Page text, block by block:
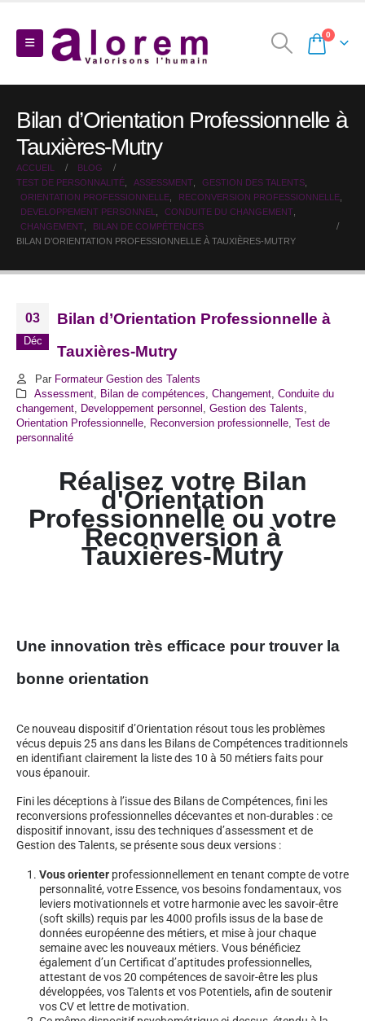
0
Bilan d’Orientation Professionnelle à
Tauxières-Mutry
ACCUEIL
BLOG
TEST DE PERSONNALITÉ
ASSESSMENT GESTION DES TALENTS
ORIENTATION PROFESSIONNELLE
RECONVERSION PROFESSIONNELLE
DEVELOPPEMENT PERSONNEL
CONDUITE DU CHANGEMENT
CHANGEMENT
BILAN DE COMPÉTENCES
BILAN D’ORIENTATION PROFESSIONNELLE À TAUXIÈRES-MUTRY
03
Déc
Bilan d’Orientation Professionnelle à
Tauxières-Mutry
Par Formateur Gestion des Talents
Assessment, Bilan de compétences Changement, Conduite du
changement
Developpement personnel Gestion des Talents
Orientation Professionnelle
Reconversion professionnelle Test de
personnalité
Réalisez votre Bilan
d'Orientation
Professionnelle ou votre
Reconversion à
Tauxières-Mutry
Une innovation très efficace pour trouver la
bonne orientation
Ce nouveau dispositif d’Orientation résout tous les problèmes
vécus depuis 25 ans dans les Bilans de Compétences traditionnels
en identifiant clairement la liste des 10 à 50 métiers faits pour
vous épanouir.
Fini les déceptions à l’issue des Bilans de Compétences, fini les
reconversions professionnelles décevantes et non-durables : ce
dispositif innovant, issu des techniques d’assessment et de
Gestion des Talents, se présente sous deux versions :
Vous orienter professionnellement en tenant compte de votre
personnalité, votre Essence, vos besoins fondamentaux, vos
leviers motivationnels et votre harmonie avec les savoir-être
(soft skills) requis par les 4000 profils issus de la base de
données européenne des métiers, et mise à jour chaque
semaine avec les nouveaux métiers. Vous bénéficiez
également d’un Certificat d’aptitudes professionnelles,
attestant de vos 20 compétences de savoir-être les plus
développées, vos Talents et vos Potentiels, afin de soutenir
vos CV et lettre de motivation.